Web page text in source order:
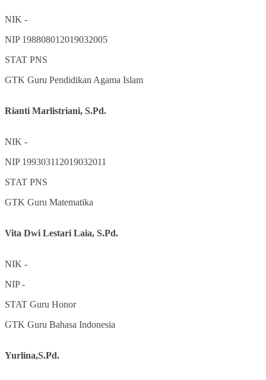
NIK -
NIP 198808012019032005
STAT PNS
GTK Guru Pendidikan Agama Islam
Rianti Marlistriani, S.Pd.
NIK -
NIP 199303112019032011
STAT PNS
GTK Guru Matematika
Vita Dwi Lestari Laia, S.Pd.
NIK -
NIP-
STAT Guru Honor
GTK Guru Bahasa Indonesia
Yurlina,S.Pd.